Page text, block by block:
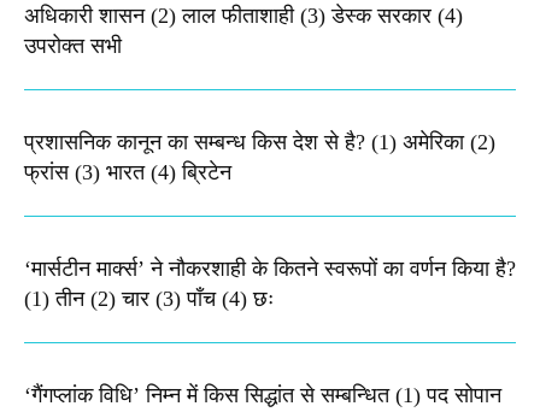
अधिकारी शासन (2) लाल फीताशाही (3) डेस्क सरकार (4)
उपरोक्त सभी
प्रशासनिक कानून का सम्बन्ध किस देश से है? (1) अमेरिका (2)
फ्रांस (3) भारत (4) ब्रिटेन
‘मार्सटीन मार्क्स’ ने नौकरशाही के कितने स्वरूपों का वर्णन किया है?
(1) तीन (2) चार (3) पाँच (4) छः
‘गैंगप्लांक विधि’ निम्न में किस सिद्धांत से सम्बन्धित (1) पद सोपान